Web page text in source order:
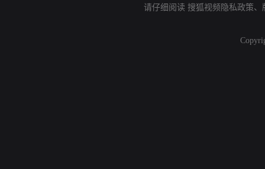
请仔细阅读 搜狐视频隐私政策、